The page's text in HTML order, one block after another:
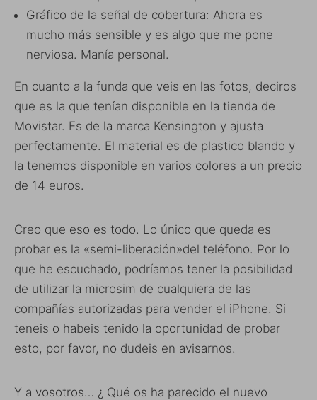
Gráfico de la señal de cobertura: Ahora es
mucho más sensible y es algo que me pone
nerviosa. Manía personal.
En cuanto a la funda que veis en las fotos, deciros
que es la que tenían disponible en la tienda de
Movistar. Es de la marca Kensington y ajusta
perfectamente. El material es de plastico blando y
la tenemos disponible en varios colores a un precio
de 14 euros.
Creo que eso es todo. Lo único que queda es
probar es la «semi-liberación»del teléfono. Por lo
que he escuchado, podríamos tener la posibilidad
de utilizar la microsim de cualquiera de las
compañías autorizadas para vender el iPhone. Si
teneis o habeis tenido la oportunidad de probar
esto, por favor, no dudeis en avisarnos.
Y a vosotros… ¿ Qué os ha parecido el nuevo